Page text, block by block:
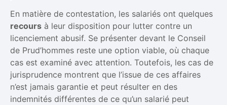
En matière de contestation, les salariés ont quelques
recours à leur disposition pour lutter contre un
licenciement abusif. Se présenter devant le Conseil
de Prud’hommes reste une option viable, où chaque
cas est examiné avec attention. Toutefois, les cas de
jurisprudence montrent que l’issue de ces affaires
n’est jamais garantie et peut résulter en des
indemnités différentes de ce qu’un salarié peut